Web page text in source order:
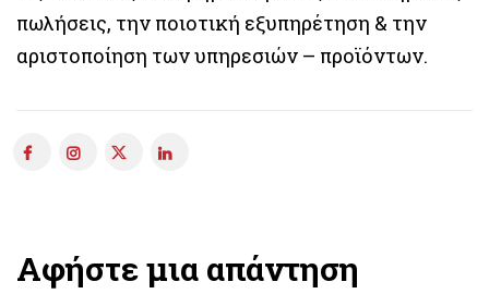
πωλήσεις, την ποιοτική εξυπηρέτηση & την
αριστοποίηση των υπηρεσιών – προϊόντων.
Αφήστε μια απάντηση